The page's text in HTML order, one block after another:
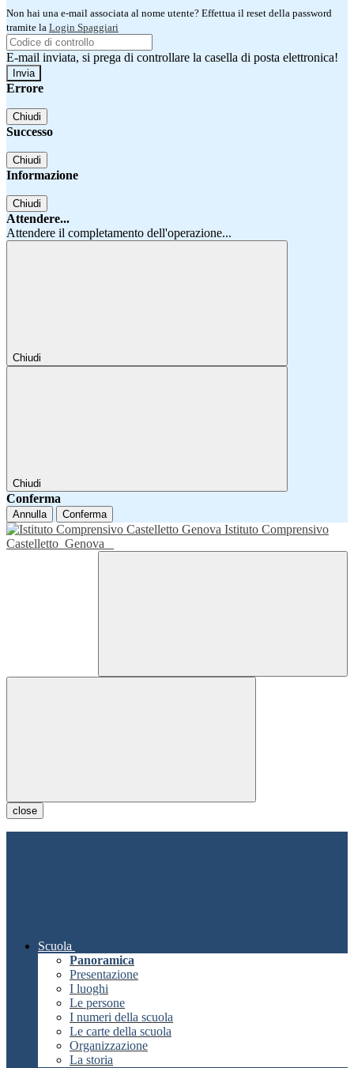
Non hai una e-mail associata al nome utente? Effettua il reset della password
tramite la Login Spaggiari
E-mail inviata, si prega di controllare la casella di posta elettronica!
Errore
Chiudi
Successo
Chiudi
Informazione
Chiudi
Attendere...
Attendere il completamento dell'operazione...
Chiudi
Chiudi
Conferma
Annulla Conferma
Istituto Comprensivo
Castelletto Genova
close
Scuola
Panoramica
Presentazione
I luoghi
Le persone
I numeri della scuola
Le carte della scuola
Organizzazione
La storia